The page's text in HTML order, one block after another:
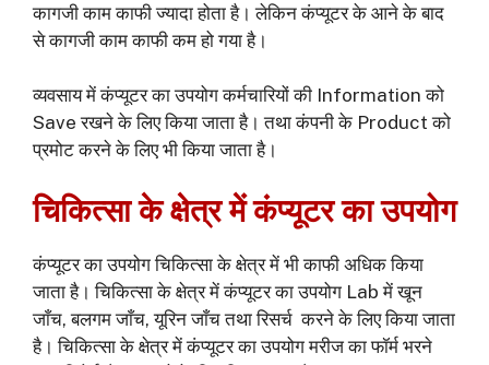
कागजी काम काफी ज्यादा होता है। लेकिन कंप्यूटर के आने के बाद
से कागजी काम काफी कम हो गया है।
व्यवसाय में कंप्यूटर का उपयोग कर्मचारियों की Information को
Save रखने के लिए किया जाता है। तथा कंपनी के Product को
प्रमोट करने के लिए भी किया जाता है।
चिकित्सा के क्षेत्र में कंप्यूटर का उपयोग
कंप्यूटर का उपयोग चिकित्सा के क्षेत्र में भी काफी अधिक किया
जाता है। चिकित्सा के क्षेत्र में कंप्यूटर का उपयोग Lab में खून
जाँच, बलगम जाँच, यूरिन जाँच तथा रिसर्च करने के लिए किया जाता
है। चिकित्सा के क्षेत्र में कंप्यूटर का उपयोग मरीज का फॉर्म भरने